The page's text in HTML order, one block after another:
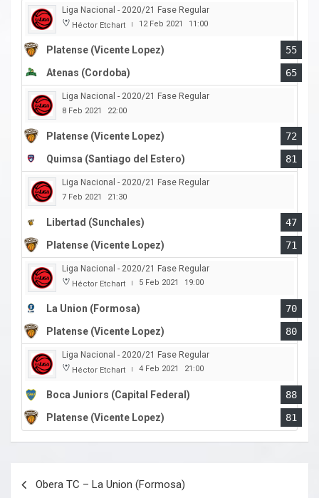
Liga Nacional - 2020/21 Fase Regular
Héctor Etchart | 12 Feb 2021 11:00
Platense (Vicente Lopez)
55
Atenas (Cordoba)
65
Liga Nacional - 2020/21 Fase Regular
8 Feb 2021 22:00
Platense (Vicente Lopez)
72
Quimsa (Santiago del Estero)
81
Liga Nacional - 2020/21 Fase Regular
7 Feb 2021 21:30
Libertad (Sunchales)
47
Platense (Vicente Lopez)
71
Liga Nacional - 2020/21 Fase Regular
Héctor Etchart | 5 Feb 2021 19:00
La Union (Formosa)
70
Platense (Vicente Lopez)
80
Liga Nacional - 2020/21 Fase Regular
Héctor Etchart | 4 Feb 2021 21:00
Boca Juniors (Capital Federal)
88
Platense (Vicente Lopez)
81
Obera TC – La Union (Formosa)